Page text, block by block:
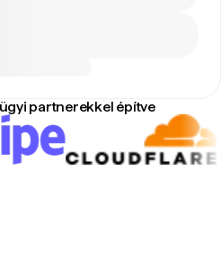
partnerekkel építve